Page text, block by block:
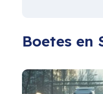
Boetes en